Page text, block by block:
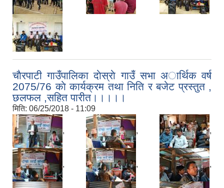
चाैरपाटी गाउँपालिका दाेस्राे गाउँ सभा अार्थिक वर्ष
2075/76 काे कार्यक्रम तथा निति र बजेट प्रस्तुत ,
छलफल ,सहित पारीत।।।।।
मिति: 06/25/2018 - 11:09
, , ,
, , ,